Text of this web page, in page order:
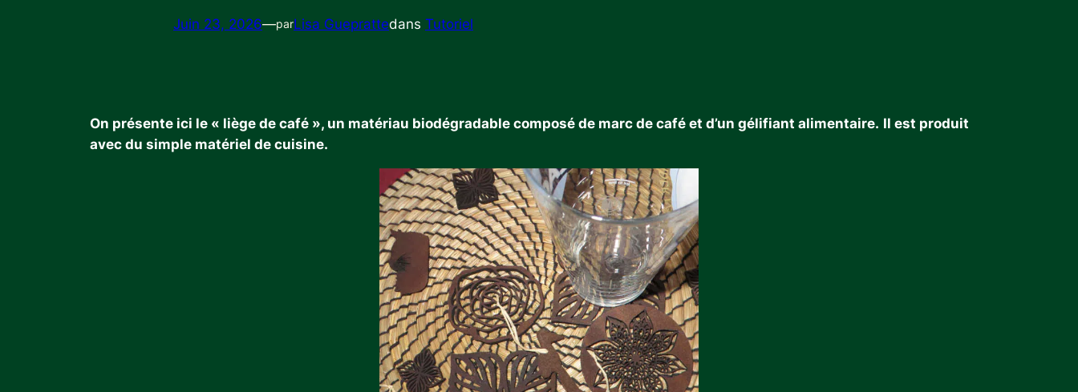
Juin 23, 2026—parLisa Gueprattedans Tutoriel
On présente ici le « liège de café », un matériau biodégradable composé de marc de café et d’un gélifiant alimentaire. Il est produit
avec du simple matériel de cuisine.